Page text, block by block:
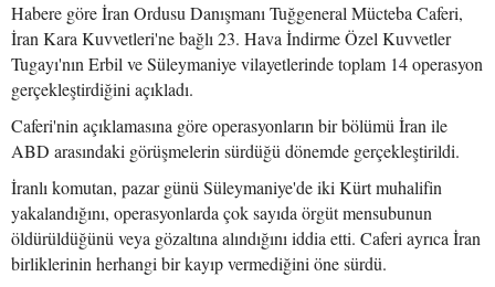
Habere göre İran Ordusu Danışmanı Tuğgeneral Mücteba Caferi,
İran Kara Kuvvetleri'ne bağlı 23. Hava İndirme Özel Kuvvetler
Tugayı'nın Erbil ve Süleymaniye vilayetlerinde toplam 14 operasyon
gerçekleştirdiğini açıkladı.
Caferi'nin açıklamasına göre operasyonların bir bölümü İran ile
ABD arasındaki görüşmelerin sürdüğü dönemde gerçekleştirildi.
İranlı komutan, pazar günü Süleymaniye'de iki Kürt muhalifin
yakalandığını, operasyonlarda çok sayıda örgüt mensubunun
öldürüldüğünü veya gözaltına alındığını iddia etti. Caferi ayrıca İran
birliklerinin herhangi bir kayıp vermediğini öne sürdü.